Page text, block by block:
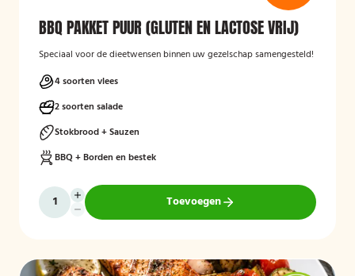
BBQ PAKKET PUUR (GLUTEN EN LACTOSE VRIJ)
Speciaal voor de dieetwensen binnen uw gezelschap samengesteld!
4 soorten vlees
2 soorten salade
Stokbrood + Sauzen
BBQ + Borden en bestek
Toevoegen